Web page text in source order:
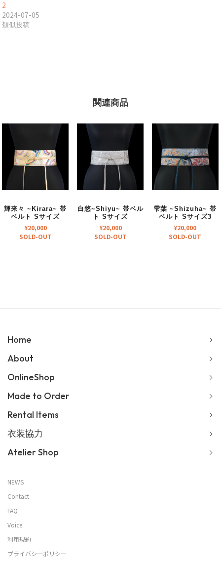
2
2024-07-05
類似投稿
関連商品
輝来々 ~Kirara~ 帯
ベルト Sサイズ
¥20,000
SOLD-OUT
白悠~Shiyu~ 帯ベル
ト Sサイズ
¥20,000
SOLD-OUT
雫葉 ~Shizuha~ 帯
ベルト Sサイズ3
¥20,000
SOLD-OUT
Home
About
OnlineShop
Made to Order
Rental Items
衣装協力
Atelier Shop
NEWS
Contact
FAQ
Voice
利用規約
プライバシーポリシー